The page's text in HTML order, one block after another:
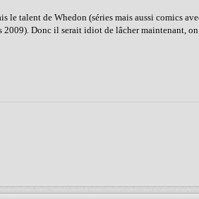
le talent de Whedon (séries mais aussi comics
Donc il serait idiot de lâcher maintenant,